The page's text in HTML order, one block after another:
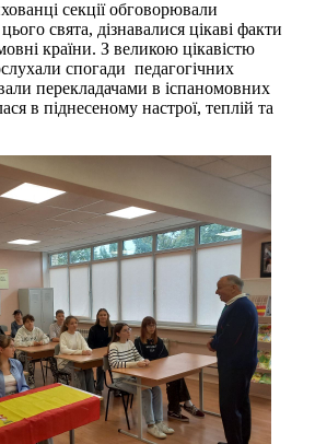
секції обговорювали
свята, дізнавалися цікаві факти
країни. З великою цікавістю
спогади педагогічних
перекладачами в іспаномовних
в піднесеному настрої, теплій та